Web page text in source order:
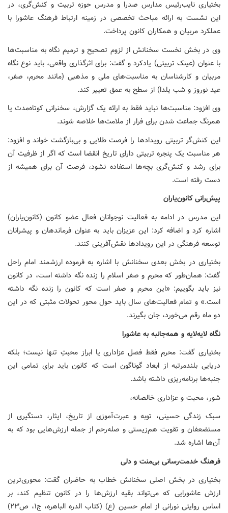
بختیاری نایب‌رئیس مدارس صدرا و مدرس حوزه تربیت و کنش‌گری، در
این نشست به ارائه مباحث تخصصی در زمینه ارتباط فرهنگ عاشورا با
عملکرد مربیان و همکاران کانون پرداخت.
​وی در بخش نخست سخنانش از لزوم تصحیح و ترمیم نگاه به مناسبت‌ها
با عنوان (عینک تربیتی) یادکرد و گفت: برای اثرگذاری واقعی، باید نوع نگاه
مربیان و کارشناسان به مناسبت‌های ملی و مذهبی (مانند محرم، صفر،
عید نوروز و شب یلدا) از سطح به عمق تعییر کند.
وی افزود: مناسبت‌ها نباید فقط به ارائه یک گزارش، سخنرانی کوتاه‌مدت یا
همرنگ جماعت شدن برای فرار از ملامت‌ها خلاصه شوند.
این کنش‌گر تربیتی رویدادها را ​فرصت طلایی و بی‌بازگشت خواند و افزود:
هر مناسبت یک پنجره تربیتی دارای تاریخ انقضا است که اگر از ظرفیت آن
برای رشد و کنش‌گری‌ بچه‌ها استفاده نشود، فرصت آن برای همیشه از
دست رفته است.
پیش‌رانی کانون‌یاران
این مدرس در ادامه به فعالیت نوجوانان فعال عضو کانون (کانون‌یاران)
اشاره کرد و اضافه کرد: این عزیزان باید به عنوان فرماندهان و پیشرانان
توسعه فرهنگی در این رویدادها نقش‌آفرینی کنند.
​بختیاری در بخش بعدی سخنانش با اشاره به فرموده ارزشمند امام راحل
گفت: همان‌طور که محرم و صفر اسلام را زنده نگه داشته است، در کانون
نیز باید بگوییم: «این محرم و صفر است که کانون را زنده نگه داشته
است.» و تمام فعالیت‌های سال باید حول محور تحولات مثبتی که در این
دو ماه رقم می‌خورد، جان بگیرند.
​نگاه لایه‌لایه و همه‌جانبه به عاشورا
بختیاری گفت: محرم فقط فصل عزاداری یا ابراز محبتِ تنها نیست؛ بلکه
دریایی بلندمرتبه از ابعاد گوناگون است که کانون باید برای تمامی این
جنبه‌ها برنامه‌ریزی داشته باشد.
​شور، محبت و عزاداری خالصانه،
​سبک زندگی حسینی، توبه و عبرت‌آموزی از تاریخ، ​ایثار، دستگیری از
مستضعفان و تقویت هم‌زیستی و صله‌رحم از جمله ارزش‌هایی بود که به
آن‌ها اشاره شد.
فرهنگ خدمت‌رسانی بی‌منت و دلی
بختیاری در بخش اصلی سخنانش خطاب به حاضران گقت: ​محوری‌ترین
ارزش عاشورایی که می‌تواند بقیه ارزش‌ها را در کانون تنظیم کند، بر
اساس روایتی نورانی از امام حسین (ع) (کتاب الدره الباهره، ج۱، ص۲۳)